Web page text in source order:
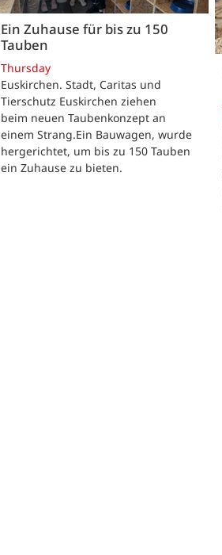
Ein Zuhause für bis zu 150
Tauben
Thursday
Euskirchen. Stadt, Caritas und
Tierschutz Euskirchen ziehen
beim neuen Taubenkonzept an
einem Strang.Ein Bauwagen, wurde
hergerichtet, um bis zu 150 Tauben
ein Zuhause zu bieten.